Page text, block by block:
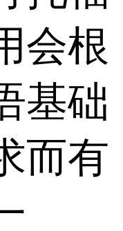
会根
基础
而有